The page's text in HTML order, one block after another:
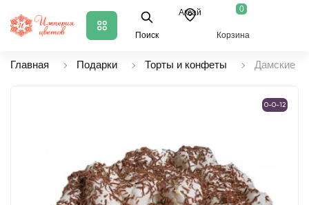
Поиск
Аксай 0
Корзина
Главная Подарки Торты и конфеты Дамские
0-0-12